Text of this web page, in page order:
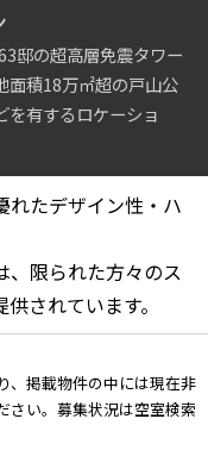
邸の超高層免震タワー
面積18万㎡超の戸山公
を有するロケーショ
れたデザイン性・ハ
、限られた方々のス
されています。
、掲載物件の中には現在非
さい。募集状況は空室検索